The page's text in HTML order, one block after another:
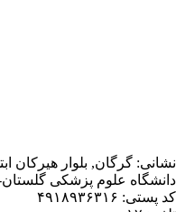
بلوار هیرکان ابتدای سایت
پزشکی گلستان- معاونت